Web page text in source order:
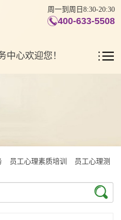
周一到周日8:30-20:30
400-633-5508
中心欢迎您！
员工心理素质培训
员工心理测